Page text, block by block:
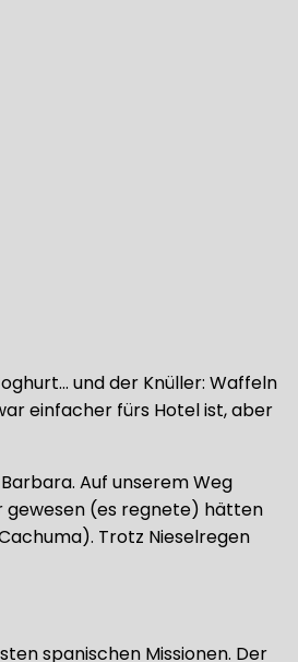
und der Knüller: Waffeln
einfacher fürs Hotel ist, aber
Auf unserem Weg
gewesen (es regnete) hätten
Trotz Nieselregen
spanischen Missionen. Der